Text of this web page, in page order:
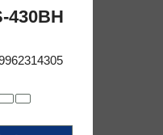
430BH